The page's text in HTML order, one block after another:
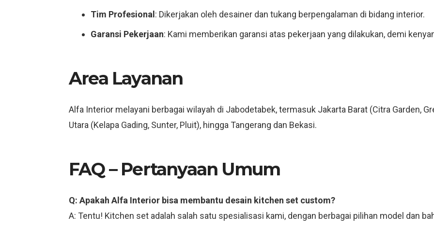
Tim Profesional : Dikerjakan oleh desainer dan tukang berpengalaman di bidang interior.
Garansi Pekerjaan: Kami memberikan garansi atas pekerjaan yang dilakukan, demi
Area Layanan
Alfa Interior melayani berbagai wilayah di Jabodetabek, termasuk Jakarta Barat (Citra Garden,
Utara (Kelapa Gading, Sunter, Pluit), hingga Tangerang dan Bekasi.
FAQ – Pertanyaan Umum
Q: Apakah Alfa Interior bisa membantu desain kitchen set custom?
A: Tentu! Kitchen set adalah salah satu spesialisasi kami, dengan berbagai pilihan model dan